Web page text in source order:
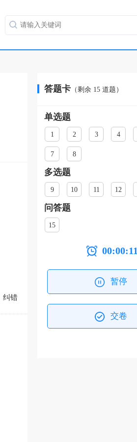
纠错
答题卡 （剩余 15 道题）
单选题
1 2 3 4
7 8
多选题
9 10 11 12
问答题
15
00:00:11
暂停
交卷